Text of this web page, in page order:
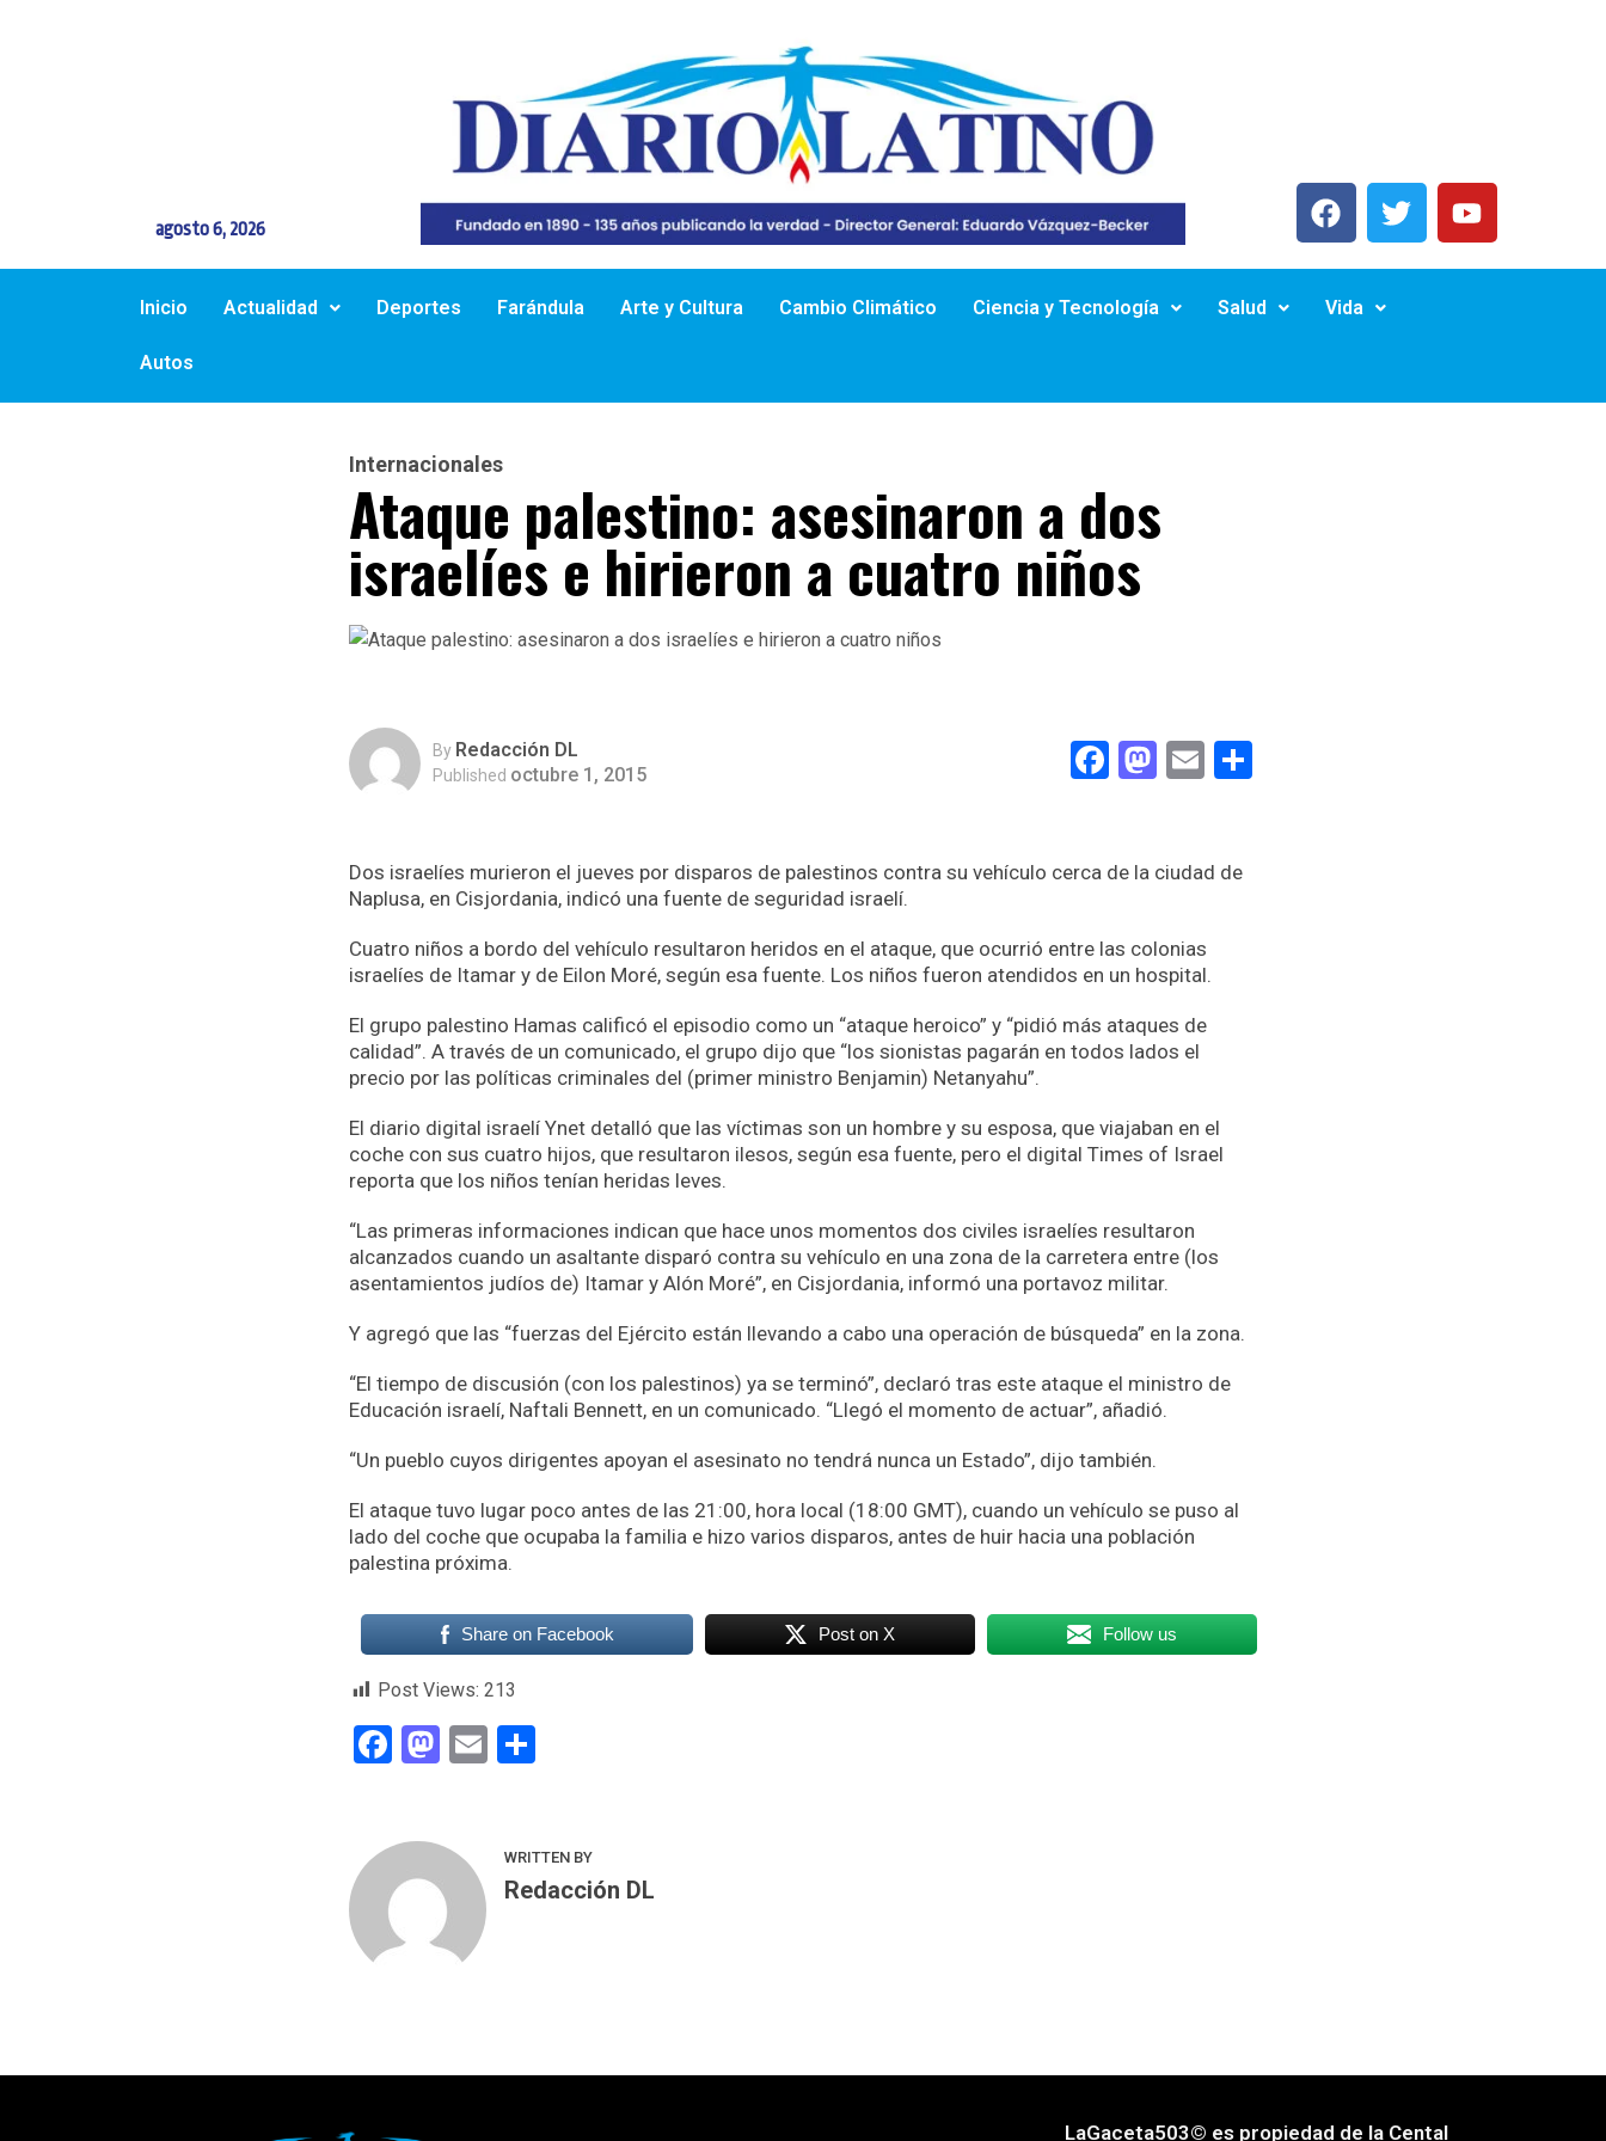
agosto 6, 2026
Inicio Actualidad Deportes Farándula Arte y Cultura Cambio Climático Ciencia y Tecnología Salud Vida
Autos
Internacionales
Ataque palestino: asesinaron a dos
israelíes e hirieron a cuatro niños
By Redacción DL
Published octubre 1, 2015 Facebook
Mastodon
Email
Dos israelíes murieron el jueves por disparos de palestinos contra su vehículo cerca de la ciudad de
Naplusa, en Cisjordania, indicó una fuente de seguridad israelí.
Cuatro niños a bordo del vehículo resultaron heridos en el ataque, que ocurrió entre las colonias
israelíes de Itamar y de Eilon Moré, según esa fuente. Los niños fueron atendidos en un hospital.
El grupo palestino Hamas calificó el episodio como un “ataque heroico” y “pidió más ataques de
calidad”. A través de un comunicado, el grupo dijo que “los sionistas pagarán en todos lados el
precio por las políticas criminales del (primer ministro Benjamin) Netanyahu”.
El diario digital israelí Ynet detalló que las víctimas son un hombre y su esposa, que viajaban en el
coche con sus cuatro hijos, que resultaron ilesos, según esa fuente, pero el digital Times of Israel
reporta que los niños tenían heridas leves.
“Las primeras informaciones indican que hace unos momentos dos civiles israelíes resultaron
alcanzados cuando un asaltante disparó contra su vehículo en una zona de la carretera entre (los
asentamientos judíos de) Itamar y Alón Moré”, en Cisjordania, informó una portavoz militar.
Y agregó que las “fuerzas del Ejército están llevando a cabo una operación de búsqueda” en la zona.
“El tiempo de discusión (con los palestinos) ya se terminó”, declaró tras este ataque el ministro de
Educación israelí, Naftali Bennett, en un comunicado. “Llegó el momento de actuar”, añadió.
“Un pueblo cuyos dirigentes apoyan el asesinato no tendrá nunca un Estado”, dijo también.
El ataque tuvo lugar poco antes de las 21:00, hora local (18:00 GMT), cuando un vehículo se puso al
lado del coche que ocupaba la familia e hizo varios disparos, antes de huir hacia una población
palestina próxima.
Share on Facebook Post on X Follow us
Post Views: 213
Facebook
Mastodon
Email
WRITTEN BY
Redacción DL
LaGaceta503© es propiedad de la Cental